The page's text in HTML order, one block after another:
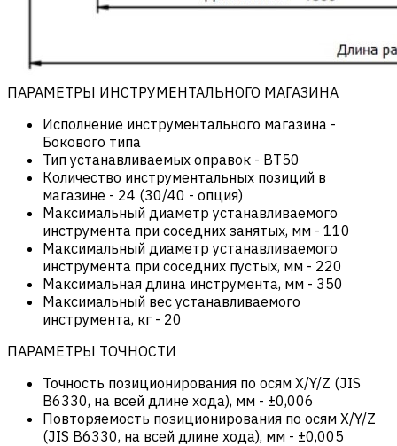
ПАРАМЕТРЫ ИНСТРУМЕНТАЛЬНОГО МАГАЗИНА
Исполнение инструментального магазина -
Бокового типа
Тип устанавливаемых оправок - BT50
Количество инструментальных позиций в
магазине - 24 (30/40 - опция)
Максимальный диаметр устанавливаемого
инструмента при соседних занятых, мм - 110
Максимальный диаметр устанавливаемого
инструмента при соседних пустых, мм - 220
Максимальная длина инструмента, мм - 350
Максимальный вес устанавливаемого
инструмента, кг - 20
ПАРАМЕТРЫ ТОЧНОСТИ
Точность позиционирования по осям X/Y/Z (JIS
B6330, на всей длине хода), мм - ±0,006
Повторяемость позиционирования по осям X/Y/Z
(JIS B6330, на всей длине хода), мм - ±0,005